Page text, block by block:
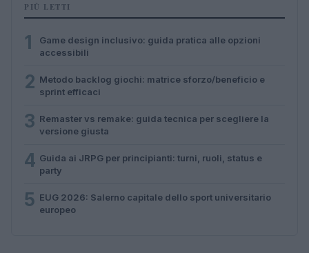
PIÙ LETTI
1
Game design inclusivo: guida pratica alle opzioni
accessibili
2 Metodo backlog giochi: matrice sforzo/beneficio e
sprint efficaci
3 Remaster vs remake: guida tecnica per scegliere la
versione giusta
4 Guida ai JRPG per principianti: turni, ruoli, status e
party
5 EUG 2026: Salerno capitale dello sport universitario
europeo